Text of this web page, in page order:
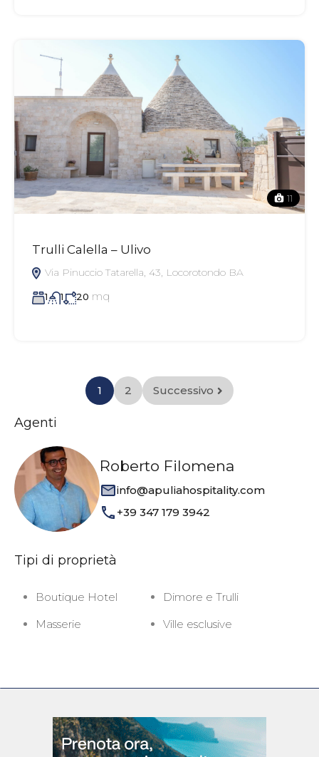
11
Trulli Calella – Ulivo
Via Pinuccio Tatarella, 43, Locorotondo BA
1 1 20 mq
1 2 Successivo
Agenti
Roberto Filomena
info@apuliahospitality.com
+39 347 179 3942
Tipi di proprietà
Boutique Hotel
Dimore e Trulli
Masserie
Ville esclusive